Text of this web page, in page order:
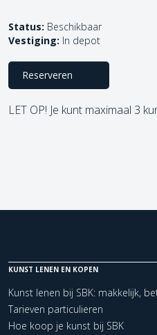
Status: Beschikbaar
Vestiging: In depot
Reserveren
LET OP! Je kunt maximaal 3
KUNST LENEN EN KOPEN
Kunst lenen bij SBK: makkelijk,
Tarieven particulieren
Hoe koop je kunst bij SBK